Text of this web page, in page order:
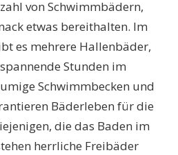
von Schwimmbädern,
etwas bereithalten. Im
es mehrere Hallenbäder,
Stunden im
Schwimmbecken und
Bäderleben für die
die das Baden im
herrliche Freibäder